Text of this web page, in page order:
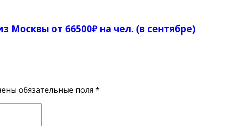
Москвы от 66500₽ на чел. (в сентябре)
обязательные поля *